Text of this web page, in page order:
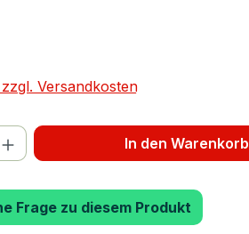
Versandkosten
Gib denIn den Warenkorb
Frage zu diesem Produkt